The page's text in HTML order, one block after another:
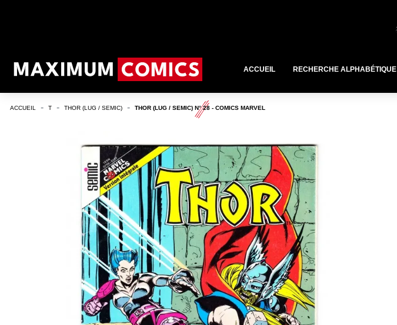
ACCUEIL RECHERCHE ALPHABÉTIQUE
ACCUEIL T THOR (LUG / SEMIC) THOR (LUG / SEMIC) N° 28 - COMICS MARVEL